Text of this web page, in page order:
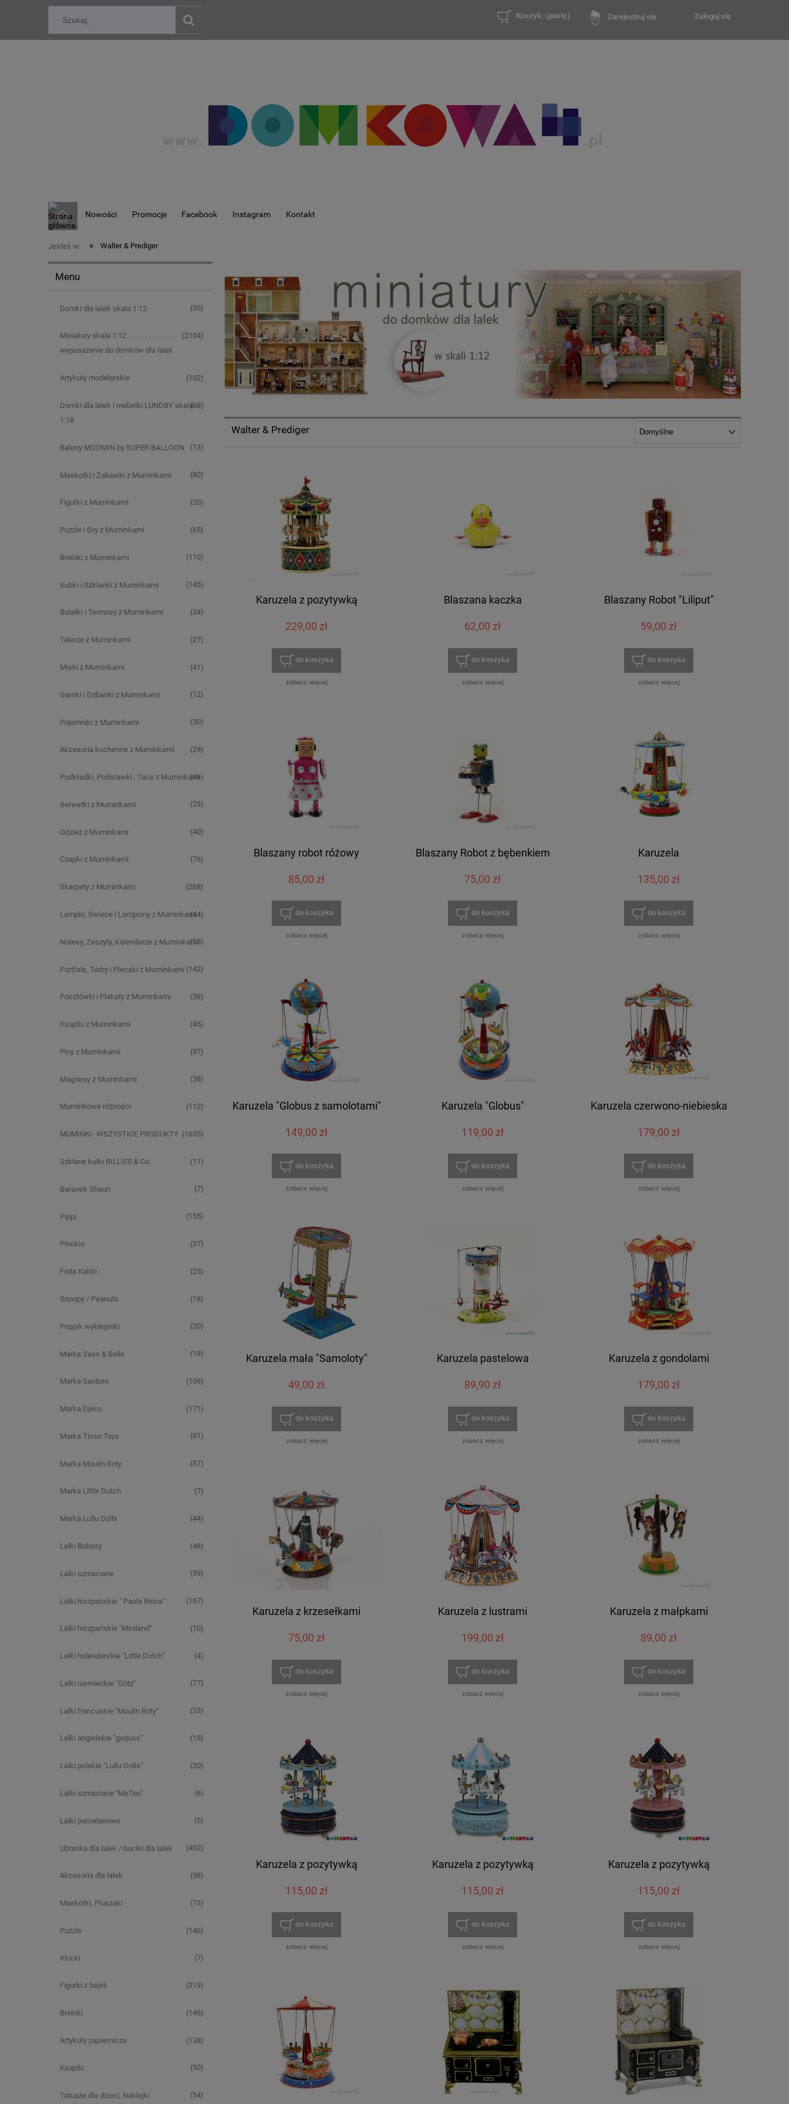
Zarejestruj się Zaloguj się
Koszyk: (pusty)
Nowości Promocje Facebook Instagram Kontakt
Jesteś w: » Walter & Prediger
Menu
Domki dla lalek skala 1:12 (35)
Miniatury skala 1:12 . . . . . . . . . . .. . .
wyposażenie do domków dla lalek
(2104)
Artykuły modelarskie (102)
Domki dla lalek i mebelki LUNDBY skala
1:18
(68)
Balony MOOMIN by SUPER BALLOON (13)
Maskotki i Zabawki z Muminkami (80)
Figurki z Muminkami (20)
Puzzle i Gry z Muminkami (65)
Breloki z Muminkami (110)
Kubki i Szklanki z Muminkami (145)
Butelki i Termosy z Muminkami (34)
Talerze z Muminkami (27)
Miski z Muminkami (41)
Garnki i Dzbanki z Muminkami (12)
Pojemniki z Muminkami (30)
Akcesoria kuchenne z Muminkami (29)
Podkładki, Podstawki , Tace z Muminkami
(46)
Serwetki z Muminkami (29)
Odzież z Muminkami (40)
Czapki z Muminkami (76)
Skarpety z Muminkami (268)
Lampki, Świece i Lampiony z Muminkami(44)
Notesy, Zeszyty, Kalendarze z Muminkami(55)
Portfele, Torby i Plecaki z Muminkami (142)
Pocztówki i Plakaty z Muminkami (38)
Książki z Muminkami (45)
Piny z Muminkami (97)
Magnesy z Muminkami (38)
Muminkowe różności (112)
MUMINKI- WSZYSTKIE PRODUKTY (1635)
Szklane kulki BILLIES & Co. (11)
Baranek Shaun (7)
Pippi (155)
Pinokio (37)
Frida Kahlo (25)
Snoopy / Peanuts (18)
Poppik wyklejanki (20)
Marka Sass & Belle (18)
Marka Santoro (109)
Marka Djeco (171)
Marka Tisso Toys (81)
Marka Moulin Roty (57)
Marka Little Dutch (7)
Marka Lullu Dolls (44)
Lalki Bobasy (48)
Lalki szmaciane (59)
Lalki hiszpańskie " Paola Reina" (167)
Lalki hiszpańskie "Miniland" (10)
Lalki holenderskie "Little Dutch" (4)
Lalki niemieckie "Götz" (77)
Lalki francuskie "Moulin Roty" (33)
Lalki angielskie "gorjuss" (15)
Lalki polskie "Lullu Dolls" (20)
Lalki szmaciane "MeToo" (6)
Lalki porcelanowe (5)
Ubranka dla lalek / buciki dla lalek (402)
Akcesoria dla lalek (58)
Maskotki, Pluszaki (73)
Puzzle (146)
Klocki (7)
Figurki z bajek (219)
Breloki (146)
Artykuły papiernicze (138)
Książki (50)
Tatuaże dla dzieci, Naklejki (54)
Walter & Prediger
Karuzela z pozytywką
229,00 zł
do koszyka
zobacz więcej
Blaszana kaczka
62,00 zł
do koszyka
zobacz więcej
Blaszany Robot "Liliput"
59,00 zł
do koszyka
zobacz więcej
Blaszany robot różowy
85,00 zł
do koszyka
zobacz więcej
Blaszany Robot z bębenkiem
75,00 zł
do koszyka
zobacz więcej
Karuzela
135,00 zł
do koszyka
zobacz więcej
Karuzela "Globus z samolotami"
149,00 zł
do koszyka
zobacz więcej
Karuzela "Globus"
119,00 zł
do koszyka
zobacz więcej
Karuzela czerwono-niebieska
179,00 zł
do koszyka
zobacz więcej
Karuzela mała "Samoloty"
49,00 zł
do koszyka
zobacz więcej
Karuzela pastelowa
89,90 zł
do koszyka
zobacz więcej
Karuzela z gondolami
179,00 zł
do koszyka
zobacz więcej
Karuzela z krzesełkami
75,00 zł
do koszyka
zobacz więcej
Karuzela z lustrami
199,00 zł
do koszyka
zobacz więcej
Karuzela z małpkami
89,00 zł
do koszyka
zobacz więcej
Karuzela z pozytywką
115,00 zł
do koszyka
zobacz więcej
Karuzela z pozytywką
115,00 zł
do koszyka
zobacz więcej
Karuzela z pozytywką
115,00 zł
do koszyka
zobacz więcej